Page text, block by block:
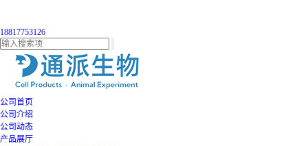
18817753126
公司首页
公司介绍
公司动态
产品展厅